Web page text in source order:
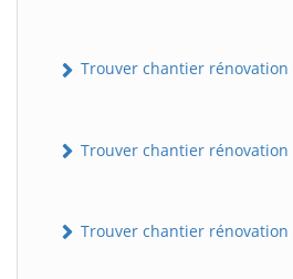
Trouver chantier
Trouver chantier
Trouver chantier rénovation